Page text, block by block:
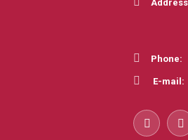
Phone:
E-mail: